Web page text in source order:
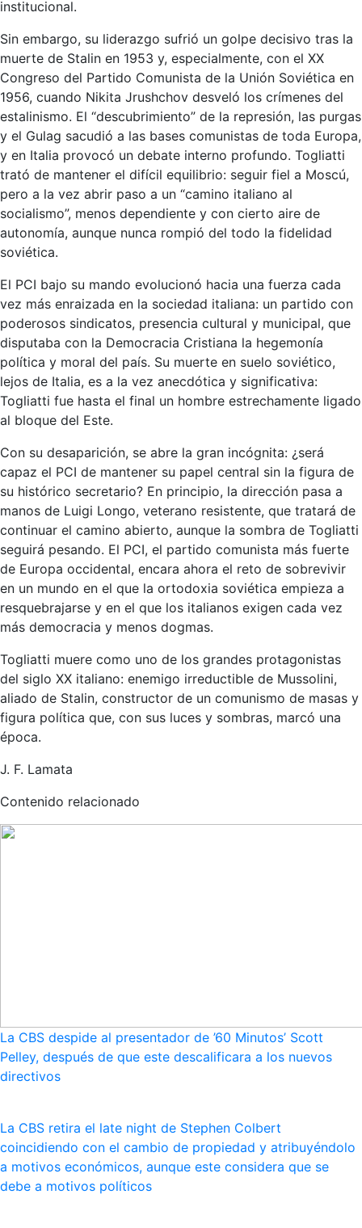
institucional.
Sin embargo, su liderazgo sufrió un golpe decisivo tras la
muerte de Stalin en 1953 y, especialmente, con el XX
Congreso del Partido Comunista de la Unión Soviética en
1956, cuando Nikita Jrushchov desveló los crímenes del
estalinismo. El “descubrimiento” de la represión, las purgas
y el Gulag sacudió a las bases comunistas de toda Europa,
y en Italia provocó un debate interno profundo. Togliatti
trató de mantener el difícil equilibrio: seguir fiel a Moscú,
pero a la vez abrir paso a un “camino italiano al
socialismo”, menos dependiente y con cierto aire de
autonomía, aunque nunca rompió del todo la fidelidad
soviética.
El PCI bajo su mando evolucionó hacia una fuerza cada
vez más enraizada en la sociedad italiana: un partido con
poderosos sindicatos, presencia cultural y municipal, que
disputaba con la Democracia Cristiana la hegemonía
política y moral del país. Su muerte en suelo soviético,
lejos de Italia, es a la vez anecdótica y significativa:
Togliatti fue hasta el final un hombre estrechamente ligado
al bloque del Este.
Con su desaparición, se abre la gran incógnita: ¿será
capaz el PCI de mantener su papel central sin la figura de
su histórico secretario? En principio, la dirección pasa a
manos de Luigi Longo, veterano resistente, que tratará de
continuar el camino abierto, aunque la sombra de Togliatti
seguirá pesando. El PCI, el partido comunista más fuerte
de Europa occidental, encara ahora el reto de sobrevivir
en un mundo en el que la ortodoxia soviética empieza a
resquebrajarse y en el que los italianos exigen cada vez
más democracia y menos dogmas.
Togliatti muere como uno de los grandes protagonistas
del siglo XX italiano: enemigo irreductible de Mussolini,
aliado de Stalin, constructor de un comunismo de masas y
figura política que, con sus luces y sombras, marcó una
época.
J. F. Lamata
Contenido relacionado
La CBS despide al presentador de ’60 Minutos’ Scott
Pelley, después de que este descalificara a los nuevos
directivos
La CBS retira el late night de Stephen Colbert
coincidiendo con el cambio de propiedad y atribuyéndolo
a motivos económicos, aunque este considera que se
debe a motivos políticos